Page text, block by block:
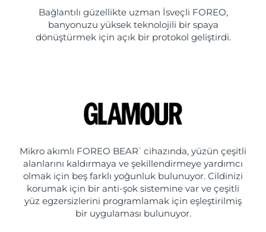
Bağlantılı güzellikte uzman İsveçli FOREO,
banyonuzu yüksek teknolojili bir spaya
dönüştürmek için açık bir protokol geliştirdi.
Mikro akımlı FOREO BEAR ™
cihazında, yüzün çeşitli
alanlarını kaldırmaya ve şekillendirmeye yardımcı
olmak için beş farklı yoğunluk bulunuyor. Cildinizi
korumak için bir anti-şok sistemine var ve çeşitli
yüz egzersizlerini programlamak için eşleştirilmiş
bir uygulaması bulunuyor.